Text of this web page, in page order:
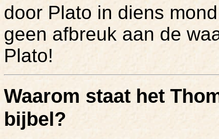
door Plato in diens
geen afbreuk aan de
Plato!
Waarom staat het
bijbel?